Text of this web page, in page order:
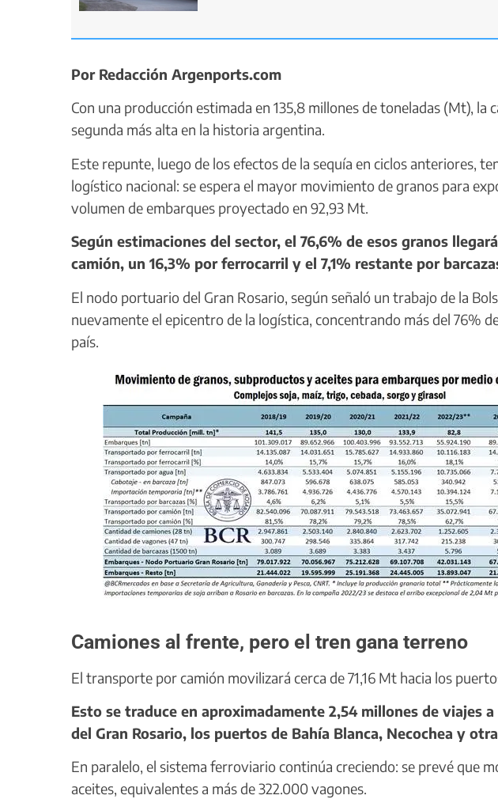
Por Redacción Argenports.com
Con una producción estimada en 135,8 millones de toneladas (Mt), la
segunda más alta en la historia argentina.
Este repunte, luego de los efectos de la sequía en ciclos anteriores,
logístico nacional: se espera el mayor movimiento de granos para
volumen de embarques proyectado en 92,93 Mt.
Según estimaciones del sector, el 76,6% de esos granos
camión, un 16,3% por ferrocarril y el 7,1% restante por
El nodo portuario del Gran Rosario, según señaló un trabajo de la
nuevamente el epicentro de la logística, concentrando más del 76%
país.
Camiones al frente, pero el tren gana terreno
El transporte por camión movilizará cerca de 71,16 Mt hacia los
Esto se traduce en aproximadamente 2,54 millones de viajes
del Gran Rosario, los puertos de Bahía Blanca, Necochea y
En paralelo, el sistema ferroviario continúa creciendo: se prevé que
aceites, equivalentes a más de 322.000 vagones.